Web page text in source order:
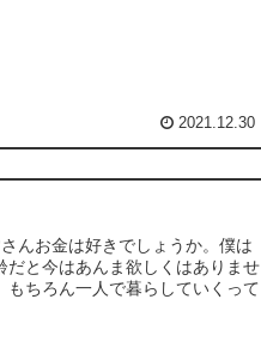
2021.12.30
んお金は好きでしょうか。僕は
と今はあんま欲しくはありませ
ちろん一人で暮らしていくって